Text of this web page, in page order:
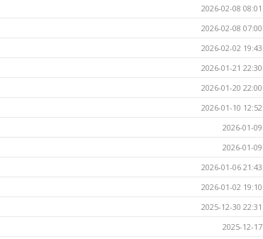
2026-02-08 08:01
2026-02-08 07:00
2026-02-02 19:43
2026-01-21 22:30
2026-01-20 22:00
2026-01-10 12:52
2026-01-09
2026-01-09
2026-01-06 21:43
2026-01-02 19:10
2025-12-30 22:31
2025-12-17